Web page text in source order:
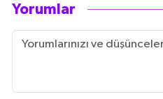
Yorumlar